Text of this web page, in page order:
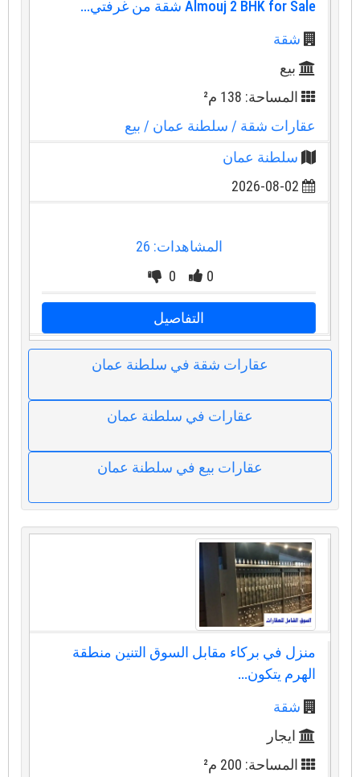
Almouj 2 BHK for Sale شقة من غرفتي...
شقة
بيع
المساحة: 138 م²
عقارات شقة / سلطنة عمان/ بيع
سلطنة عمان
2026-08-02
المشاهدات: 26
0
0
التفاصيل
عقارات شقة في سلطنة عمان
عقارات في سلطنة عمان
عقارات بيع في سلطنة عمان
منزل في بركاء مقابل السوق التنين منطقة
الهرم يتكون...
شقة
ايجار
المساحة: 200 م²